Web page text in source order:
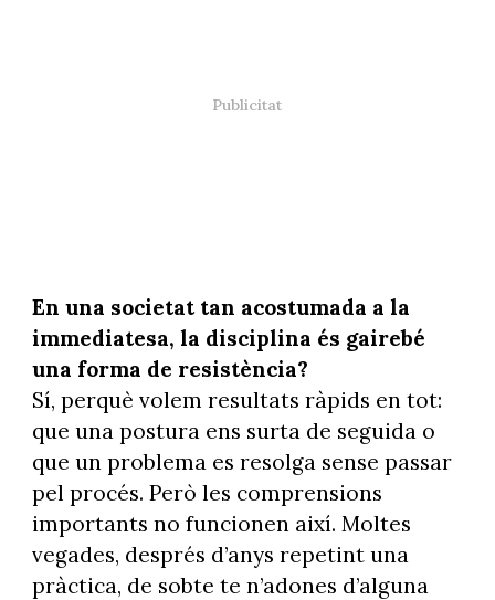
En una societat tan acostumada a la
immediatesa, la disciplina és gairebé
una forma de resistència?
Sí, perquè volem resultats ràpids en tot:
que una postura ens surta de seguida o
que un problema es resolga sense passar
pel procés. Però les comprensions
importants no funcionen així. Moltes
vegades, després d’anys repetint una
pràctica, de sobte te n’adones d’alguna